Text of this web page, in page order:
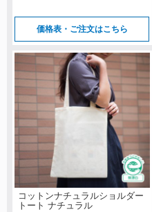
価格表・ご注文はこちら
コットンナチュラルショルダー
トート ナチュラル